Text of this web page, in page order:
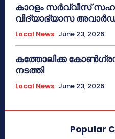
കാറളം സർവ്വീസ്
വിദ്യാഭ്യാസ
Local News June 23, 2026
കത്തോലിക്ക
നടത്തി
Local News June 23, 2026
Popular